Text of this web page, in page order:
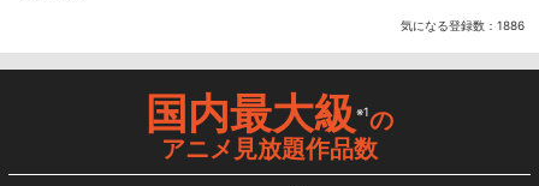
気になる登録数： 1886
国内最大級※1の
アニメ見放題作品数